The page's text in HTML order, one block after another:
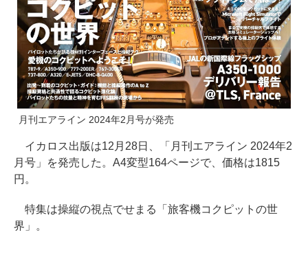
月刊エアライン 2024年2月号が発売
イカロス出版は12月28日、「月刊エアライン 2024年2
月号」を発売した。A4変型164ページで、価格は1815
円。
特集は操縦の視点でせまる「旅客機コクピットの世
界」。